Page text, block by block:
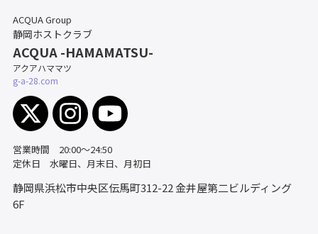
ACQUA Group
静岡ホストクラブ
ACQUA -HAMAMATSU-
アクアハママツ
g-a-28.com
営業時間 20:00～24:50
定休日 水曜日、月末日、月初日
静岡県浜松市中央区伝馬町312-22金井屋第二ビルディング
6F